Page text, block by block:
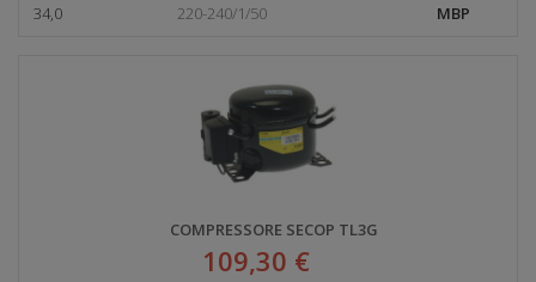
34,0
220-240/1/50 MBP
COMPRESSORE SECOP TL3G
109,30 €